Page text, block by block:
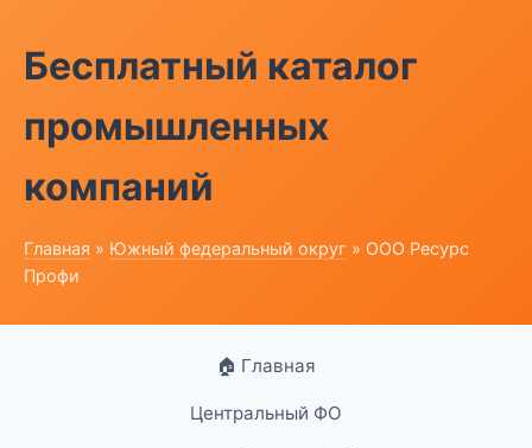
Бесплатный каталог
промышленных
компаний
Главная » Южный федеральный округ » ООО Ресурс
Профи
🏠 Главная
Центральный ФО